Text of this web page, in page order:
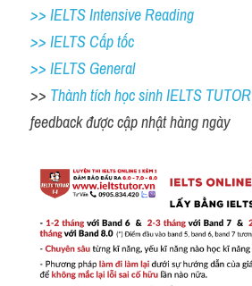
>> IELTS Intensive Reading
>> IELTS Cấp tốc
>> IELTS General
>> Thành tích học sinh IELTS TUTOR
feedback được cập nhật hàng ngày